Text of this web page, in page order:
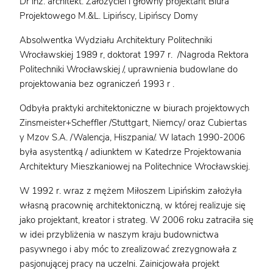
Projektowego M.&L. Lipińscy, Lipińscy Domy
Absolwentka Wydziału Architektury Politechniki
Wrocławskiej 1989 r, doktorat 1997 r. /Nagroda Rektora
Politechniki Wrocławskiej /, uprawnienia budowlane do
projektowania bez ograniczeń 1993 r .
Odbyła praktyki architektoniczne w biurach projektowych
Zinsmeister+Scheffler /Stuttgart, Niemcy/ oraz Cubiertas
y Mzov S.A. /Walencja, Hiszpania/. W latach 1990-2006
była asystentką / adiunktem w Katedrze Projektowania
Architektury Mieszkaniowej na Politechnice Wrocławskiej.
W 1992 r. wraz z mężem Miłoszem Lipińskim założyła
własną pracownię architektoniczną, w której realizuje się
jako projektant, kreator i strateg. W 2006 roku zatraciła się
w idei przybliżenia w naszym kraju budownictwa
pasywnego i aby móc to zrealizować zrezygnowała z
pasjonującej pracy na uczelni. Zainicjowała projekt